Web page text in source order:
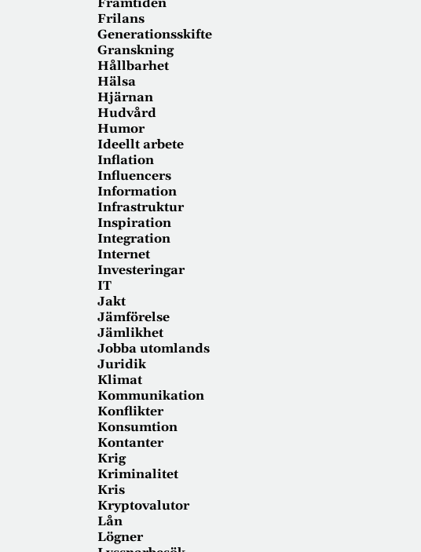
Framtiden
Frilans
Generationsskifte
Granskning
Hållbarhet
Hälsa
Hjärnan
Hudvård
Humor
Ideellt arbete
Inflation
Influencers
Information
Infrastruktur
Inspiration
Integration
Internet
Investeringar
IT
Jakt
Jämförelse
Jämlikhet
Jobba utomlands
Juridik
Klimat
Kommunikation
Konflikter
Konsumtion
Kontanter
Krig
Kriminalitet
Kris
Kryptovalutor
Lån
Lögner